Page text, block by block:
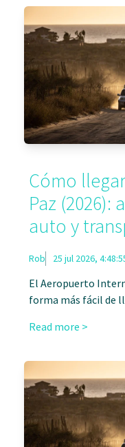
Cómo
Paz
auto y
Rob 25 jul 2026,
El Aeropuerto
forma más fácil de
Read more >